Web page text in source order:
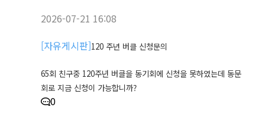
2026-07-21 16:08
[자유게시판]120 주년 버클 신청문의
65회 친구중 120주년 버클을 동기회에 신청을 못하였는데 동문
회로 지금 신청이 가능합니까?
0